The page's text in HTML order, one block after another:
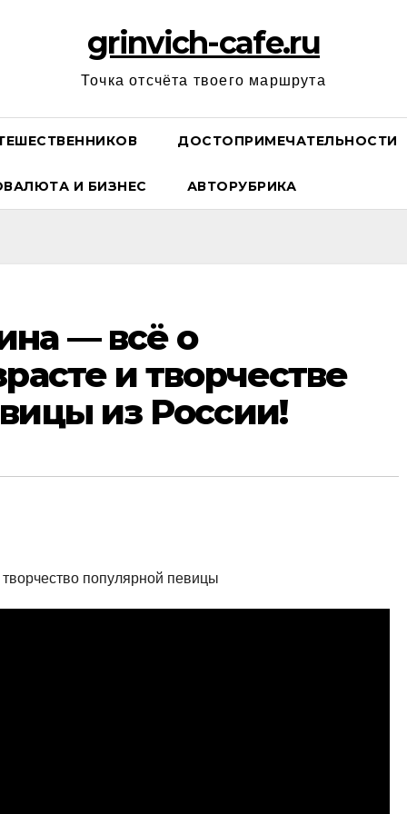
grinvich-cafe.ru
Точка отсчёта твоего маршрута
ДОСТОПРИМЕЧАТЕЛЬНОСТИ
И БИЗНЕС АВТОРУБРИКА
— всё о
и творчестве
из России!